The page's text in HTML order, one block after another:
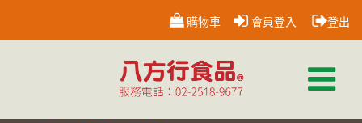
購物車 會員登入 登出